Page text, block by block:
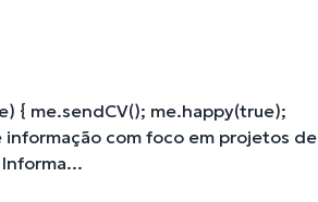
{ me.sendCV(); me.happy(true);
com foco em projetos de